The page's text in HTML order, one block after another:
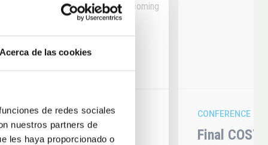
Acerca de las cookies
de redes sociales
nuestros partners de
les haya proporcionado o
14
Upcoming
2026
CONFERENCE
Final